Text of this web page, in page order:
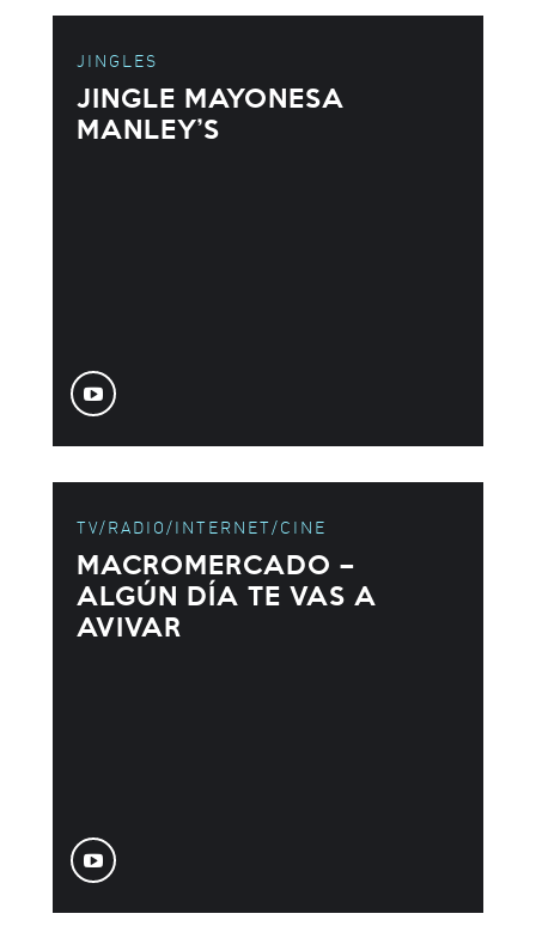
JINGLES
JINGLE MAYONESA
MANLEY’S
TV/RADIO/INTERNET/CINE
MACROMERCADO –
ALGÚN DÍA TE VAS A
AVIVAR